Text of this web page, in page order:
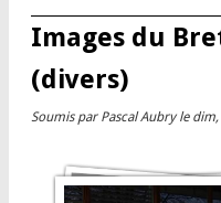
Images du
(divers)
Soumis par Pascal Aubryle dim,